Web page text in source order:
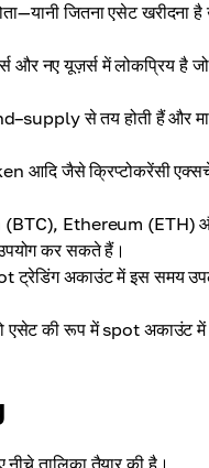
जितना एसेट
और नए यूज़र्स में लोकप्रिय है
से तय होती हैं और
जैसे क्रिप्टोकरेंसी
Ethereum (ETH)
कर सकते हैं।
ट्रेडिंग अकाउंट में इस समय
एसेट की रूप में spot
तालिका तैयार की है।